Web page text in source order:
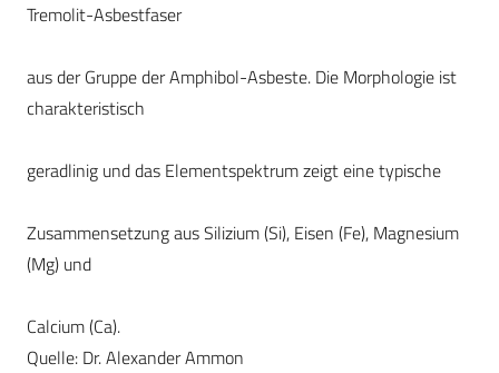
Tremolit-Asbestfaser
aus der Gruppe der Amphibol-Asbeste. Die Morphologie ist
charakteristisch
geradlinig und das Elementspektrum zeigt eine typische
Zusammensetzung aus Silizium (Si), Eisen (Fe), Magnesium
(Mg) und
Calcium (Ca).
Quelle: Dr. Alexander Ammon